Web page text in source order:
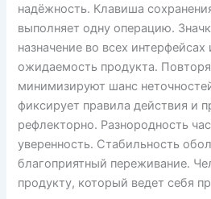
надёжность. Клавиша
выполняет одну операцию.
назначение во всех интерфейсах
ожидаемость продукта.
минимизируют шанс
фиксирует правила действия и
рефлекторно. Разнородность
уверенность. Стабильность
благоприятный переживание.
продукту, который ведет себя